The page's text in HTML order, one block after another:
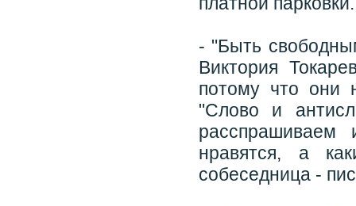
- "Быть
Виктория
потому что они
"Слово и
нравятся, а
собеседница -